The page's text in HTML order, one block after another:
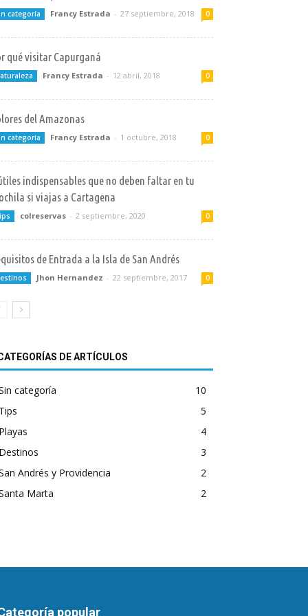
categoría Francy Estrada - 27 septiembre, 2018 0
qué visitar Capurganá
Francy Estrada - 12 abril, 2018 0
del Amazonas
categoría Francy Estrada - 1 octubre, 2018 0
indispensables que no deben faltar en tu
si viajas a Cartagena
colreservas - 2 septiembre, 2020 0
de Entrada a la Isla de San Andrés
Jhon Hernandez - 22 septiembre, 2017 0
DE ARTÍCULOS
categoría
10
Tips
5
Playas
4
Destinos
3
Andrés y Providencia
2
Marta
2
popular